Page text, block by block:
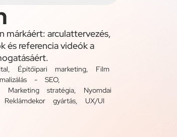
márkáért: arculattervezés,
és referencia videók a
, Építőipari marketing, Film
- SEO,
Marketing stratégia, Nyomdai
Reklámdekor gyártás, UX/UI